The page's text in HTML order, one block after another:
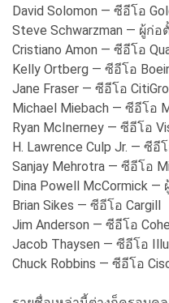
David Solomon — ซีอีโอ
Steve Schwarzman — ผู้ก่อ
Cristiano Amon — ซีอีโอ
Kelly Ortberg — ซีอีโอ
Jane Fraser — ซีอีโอ
Michael Miebach — ซีอีโอ
Ryan McInerney — ซีอีโอ
H. Lawrence Culp Jr. — ซีอี
Sanjay Mehrotra — ซีอีโอ
Dina Powell McCormick —
Brian Sikes — ซีอีโอ Cargill
Jim Anderson — ซีอีโอ
Jacob Thaysen — ซีอีโอ
Chuck Robbins — ซีอีโอ